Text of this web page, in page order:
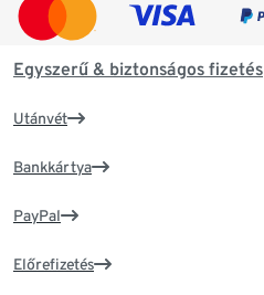
Egyszerű & biztonságos fizetés
Utánvét
Bankkártya
PayPal
Előrefizetés